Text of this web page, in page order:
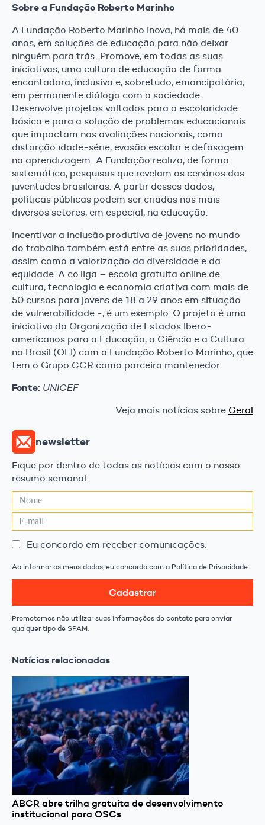
Sobre a Fundação Roberto Marinho
A Fundação Roberto Marinho inova, há mais de 40
anos, em soluções de educação para não deixar
ninguém para trás. Promove, em todas as suas
iniciativas, uma cultura de educação de forma
encantadora, inclusiva e, sobretudo, emancipatória,
em permanente diálogo com a sociedade.
Desenvolve projetos voltados para a escolaridade
básica e para a solução de problemas educacionais
que impactam nas avaliações nacionais, como
distorção idade-série, evasão escolar e defasagem
na aprendizagem. A Fundação realiza, de forma
sistemática, pesquisas que revelam os cenários das
juventudes brasileiras. A partir desses dados,
políticas públicas podem ser criadas nos mais
diversos setores, em especial, na educação.
Incentivar a inclusão produtiva de jovens no mundo
do trabalho também está entre as suas prioridades,
assim como a valorização da diversidade e da
equidade. A co.liga – escola gratuita online de
cultura, tecnologia e economia criativa com mais de
50 cursos para jovens de 18 a 29 anos em situação
de vulnerabilidade -, é um exemplo. O projeto é uma
iniciativa da Organização de Estados Ibero-
americanos para a Educação, a Ciência e a Cultura
no Brasil (OEI) com a Fundação Roberto Marinho, que
tem o Grupo CCR como parceiro mantenedor.
Fonte: UNICEF
Veja mais notícias sobre Geral
newsletter
Fique por dentro de todas as notícias com o nosso
resumo semanal.
Eu concordo em receber comunicações.
Ao informar os meus dados, eu concordo com a Política de Privacidade.
Cadastrar
Prometemos não utilizar suas informações de contato para enviar
qualquer tipo de SPAM.
Notícias relacionadas
ABCR abre trilha gratuita de desenvolvimento
institucional para OSCs